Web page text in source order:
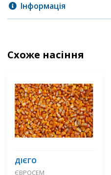
Інформація
Схоже насіння
ДІЄГО
ЄВРОСЕМ